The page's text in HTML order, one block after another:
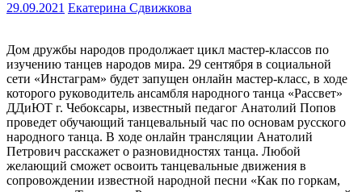
29.09.2021 Екатерина Сдвижкова
Дом дружбы народов продолжает цикл мастер-классов по
изучению танцев народов мира. 29 сентября в социальной
сети «Инстаграм» будет запущен онлайн мастер-класс, в ходе
которого руководитель ансамбля народного танца «Рассвет»
ДДиЮТ г. Чебоксары, известный педагог Анатолий Попов
проведет обучающий танцевальный час по основам русского
народного танца. В ходе онлайн трансляции Анатолий
Петрович расскажет о разновидностях танца. Любой
желающий сможет освоить танцевальные движения в
сопровождении известной народной песни «Как по горкам,